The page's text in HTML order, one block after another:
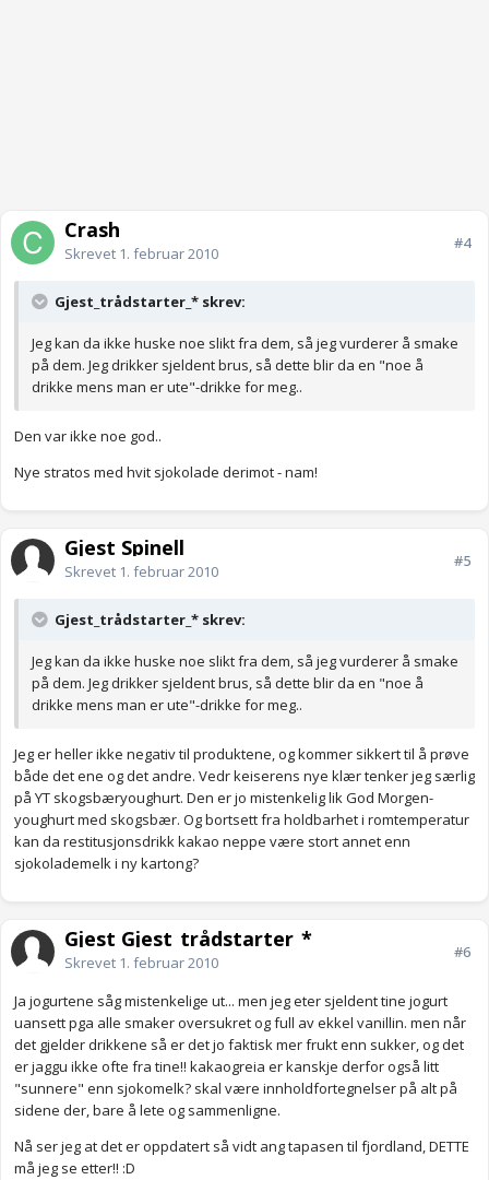
Crash
Skrevet 1. februar 2010
#4
Gjest_trådstarter_* skrev:
Jeg kan da ikke huske noe slikt fra dem, så jeg vurderer å smake
på dem. Jeg drikker sjeldent brus, så dette blir da en "noe å
drikke mens man er ute"-drikke for meg..
Den var ikke noe god..
Nye stratos med hvit sjokolade derimot - nam!
Gjest Spinell
Skrevet 1. februar 2010
#5
Gjest_trådstarter_* skrev:
Jeg kan da ikke huske noe slikt fra dem, så jeg vurderer å smake
på dem. Jeg drikker sjeldent brus, så dette blir da en "noe å
drikke mens man er ute"-drikke for meg..
Jeg er heller ikke negativ til produktene, og kommer sikkert til å prøve
både det ene og det andre. Vedr keiserens nye klær tenker jeg særlig
på YT skogsbæryoughurt. Den er jo mistenkelig lik God Morgen-
youghurt med skogsbær. Og bortsett fra holdbarhet i romtemperatur
kan da restitusjonsdrikk kakao neppe være stort annet enn
sjokolademelk i ny kartong?
Gjest Gjest_trådstarter_*
Skrevet 1. februar 2010
#6
Ja jogurtene såg mistenkelige ut... men jeg eter sjeldent tine jogurt
uansett pga alle smaker oversukret og full av ekkel vanillin. men når
det gjelder drikkene så er det jo faktisk mer frukt enn sukker, og det
er jaggu ikke ofte fra tine!! kakaogreia er kanskje derfor også litt
"sunnere" enn sjokomelk? skal være innholdfortegnelser på alt på
sidene der, bare å lete og sammenligne.
Nå ser jeg at det er oppdatert så vidt ang tapasen til fjordland, DETTE
må jeg se etter!! :D